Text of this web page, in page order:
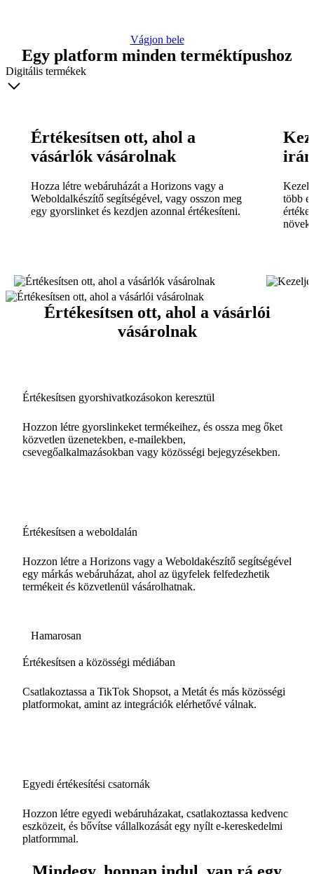
Vágjon bele
Egy platform minden terméktípushoz
Digitális termékek
Értékesítsen ott, ahol a
vásárlók vásárolnak
Hozza létre webáruházát a Horizons vagy a
Weboldalkészítő segítségével, vagy osszon meg
egy gyorslinket és kezdjen azonnal értékesíteni.
több
Értékesítsen ott, ahol a vásárlói
vásárolnak
Értékesítsen gyorshivatkozásokon keresztül
Hozzon létre gyorslinkeket termékeihez, és ossza meg őket
közvetlen üzenetekben, e-mailekben,
csevegőalkalmazásokban vagy közösségi bejegyzésekben.
Értékesítsen a weboldalán
Hozzon létre a Horizons vagy a Weboldakészítő segítségével
egy márkás webáruházat, ahol az ügyfelek felfedezhetik
termékeit és közvetlenül vásárolhatnak.
Hamarosan
Értékesítsen a közösségi médiában
Csatlakoztassa a TikTok Shopsot, a Metát és más közösségi
platformokat, amint az integrációk elérhetővé válnak.
Egyedi értékesítési csatornák
Hozzon létre egyedi webáruházakat, csatlakoztassa kedvenc
eszközeit, és bővítse vállalkozását egy nyílt e-kereskedelmi
platformmal.